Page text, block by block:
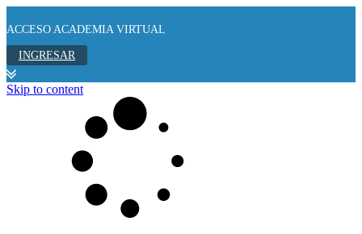
ACCESO ACADEMIA VIRTUAL
INGRESAR
Skip to content